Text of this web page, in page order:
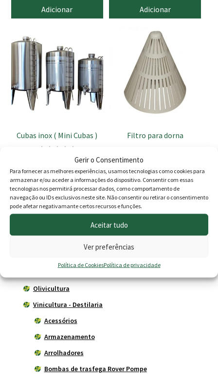
Gerir o Consentimento
Para fornecer as melhores experiências, usamos tecnologias como cookies para
armazenar e/ou aceder a informações do dispositivo. Consentir com essas
tecnologias nos permitirá processar dados, como comportamento de
navegação ou IDs exclusivos neste site. Não consentir ou retirar o consentimento
pode afetar negativamante certos recursos e funções.
Aceitar tudo
Ver preferências
Política de CookiesPolítica de privacidade
Adicionar Adicionar
Cubas inox ( Mini Cubas )
5.00de 5
37.90€–79.00€Price
range:
37.90 €
through
79.00 €
Ver opções
product
has
multiple
variants.
The
options
chosen
product
page
Filtro para dorna
8.50€
Adicionar
Produtos
Olivicultura
Vinicultura - Destilaria
Acessórios
Armazenamento
Arrolhadores
Bombas de trasfega Rover Pompe